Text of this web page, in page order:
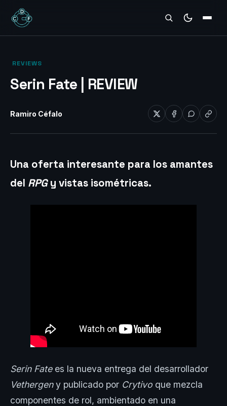
REVIEWS
‎ REVIEWS‎
Serin Fate | REVIEW
Ramiro Céfalo
Una oferta interesante para los amantes
del RPGy vistas isométricas.
Serin Fatees la nueva entrega del desarrollador
Vethergeny publicado por Crytivo que mezcla
componentes de rol, ambientado en una